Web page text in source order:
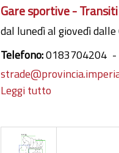
Gare sportive -
dal lunedì al giovedì
Telefono:0183704204
Leggi tutto